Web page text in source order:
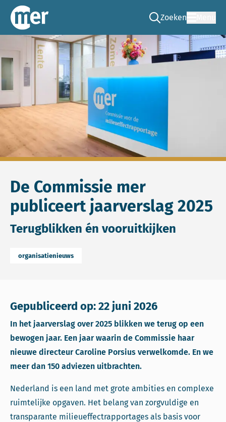
Commissie mer
Zoeken
Ga naar de zoek
De Commissie mer
publiceert jaarverslag 2025
Terugblikken én vooruitkijken
organisatienieuws
Gepubliceerd op: 22 juni 2026
In het jaarverslag over 2025 blikken we terug op een
bewogen jaar. Een jaar waarin de Commissie haar
nieuwe directeur Caroline Porsius verwelkomde. En we
meer dan 150 adviezen uitbrachten.
Nederland is een land met grote ambities en complexe
ruimtelijke opgaven. Het belang van zorgvuldige en
transparante milieueffectrapportages als basis voor